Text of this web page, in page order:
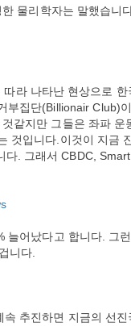
물리학자는 말했습니
라 나타난 현상으로 한
부집단(Billionair Club)이
같지만 그들은 좌파 운
것입니다.이것이 지금
다. 그래서 CBDC, Smart
늘어났다고 합니다. 그
니다.
추진하면 지금의 선진